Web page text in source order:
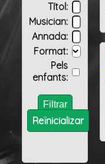
Títol:
Musician:
Annada:
Format:
Pels
enfants:
Reïnicializar